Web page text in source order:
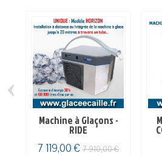
Machine à Glaçons -
RIDE
7 119,00 € 7 910,00 €
‹